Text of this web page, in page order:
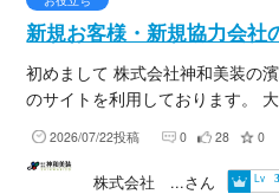
ー店舗にて商品購入および工事費
となります。 ・商品手配方法は
「店舗集荷（一部工種）」とな
想定しておりますので、ご興味ご
できれば幸いです。 何卒よろし
初めまして 株式会社神和美装の
のサイトを利用しております。
っております。 協力会社の方々
と思い登録致しました。 是非宜し
2026/07/22投稿 0 28 0
株式会社 ...さん Lv 3